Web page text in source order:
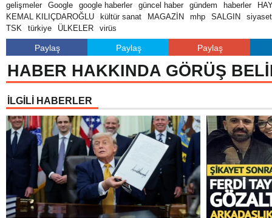
gelişmeler
Google google haberler güncel haber gündem haberler
KEMAL KILIÇDAROĞLU
kültür sanat MAGAZİN mhp SALGIN
siyaset
TSK
türkiye ÜLKELER virüs
Paylaş Paylaş Paylaş
HABER HAKKINDA GÖRÜŞ
İLGİLİ HABERLER